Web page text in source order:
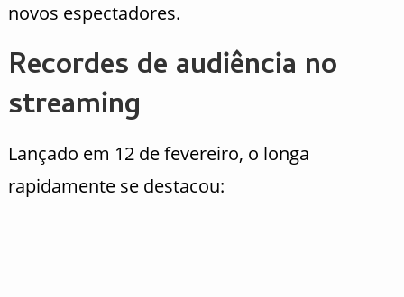
novos espectadores.
Recordes de audiência no
streaming
Lançado em 12 de fevereiro, o longa
rapidamente se destacou: